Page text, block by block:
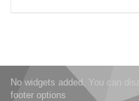
No widgets added. You can
footer options